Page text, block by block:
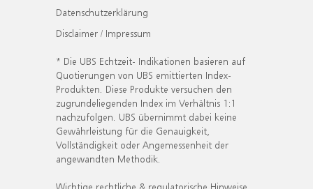
Datenschutzerklärung
Disclaimer / Impressum
* Die UBS Echtzeit- Indikationen basieren auf
Quotierungen von UBS emittierten Index-
Produkten. Diese Produkte versuchen den
zugrundeliegenden Index im Verhältnis 1:1
nachzufolgen. UBS übernimmt dabei keine
Gewährleistung für die Genauigkeit,
Vollständigkeit oder Angemessenheit der
angewandten Methodik.